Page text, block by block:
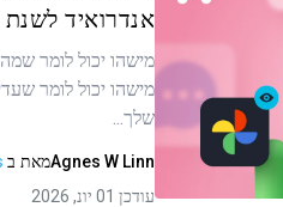
אנדרואיד לשנת 2026 למעקב סמוי
מישהו יכול לומר
מישהו יכול לומר
שלך...
Agnes W Linnמאת ב
עודכן 01 יונ, 2026